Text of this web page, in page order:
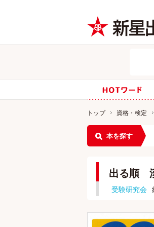
トップ 資格・検定
本を探す
出る順
受験研究会